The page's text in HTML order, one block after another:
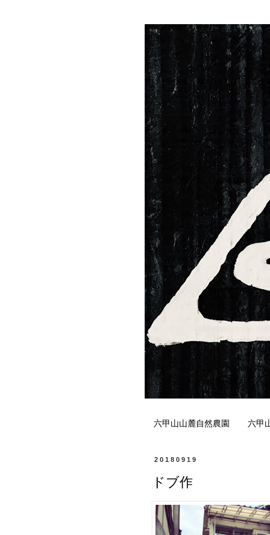
六甲山山麓自然農園 六甲
20180919
ドブ作